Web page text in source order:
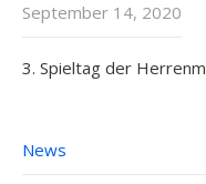
September 14, 2020
3. Spieltag der
News